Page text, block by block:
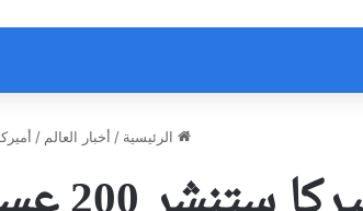
الرئيسية / أخبار العالم / أميركا ستنشر 200 عسكري في